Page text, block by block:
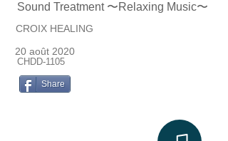
Sound Treatment 〜Relaxing Music〜
CROIX HEALING
20 août 2020
CHDD-1105
Share